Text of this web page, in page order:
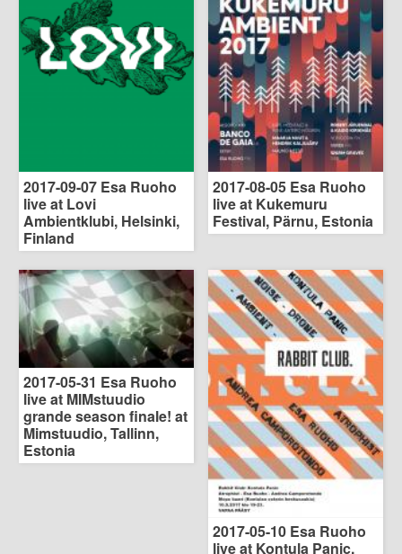
2017-09-07 Esa Ruoho
live at Lovi
Ambientklubi, Helsinki,
Finland
2017-08-05 Esa Ruoho
live at Kukemuru
Festival, Pärnu, Estonia
2017-05-31 Esa Ruoho
live at MIMstuudio
grande season finale! at
Mimstuudio, Tallinn,
Estonia
2017-05-10 Esa Ruoho
live at Kontula Panic,